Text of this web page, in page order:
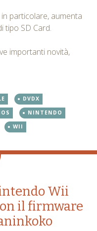
in particolare, aumenta
tipo SD Card.
importanti novità,
DVDX
NINTENDO
WII
Wii
il firmware